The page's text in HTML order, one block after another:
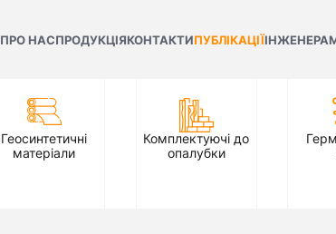
ПРО НАСПРОДУКЦІЯКОНТАКТИПУБЛІКАЦІЇ
Геосинтетичні
матеріали
Комплектуючі до
опалубки